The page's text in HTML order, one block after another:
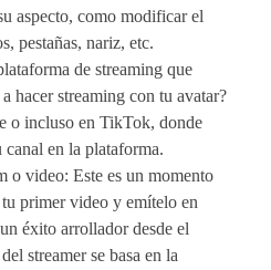
aspecto, como modificar el
pestañas, nariz, etc.
de streaming que
hacer streaming con tu avatar?
o incluso en TikTok, donde
canal en la plataforma.
o video: Este es un momento
primer video y emítelo en
éxito arrollador desde el
streamer se basa en la